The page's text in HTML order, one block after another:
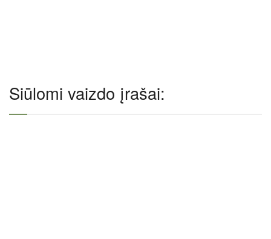
Siūlomi vaizdo įrašai: